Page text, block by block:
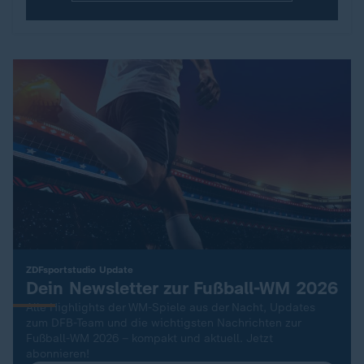
ZDFsportstudio Update
:
Dein Newsletter zur Fußball-WM 2026
Alle Highlights der WM-Spiele aus der Nacht, Updates
zum DFB-Team und die wichtigsten Nachrichten zur
Fußball-WM 2026 – kompakt und aktuell. Jetzt
abonnieren!